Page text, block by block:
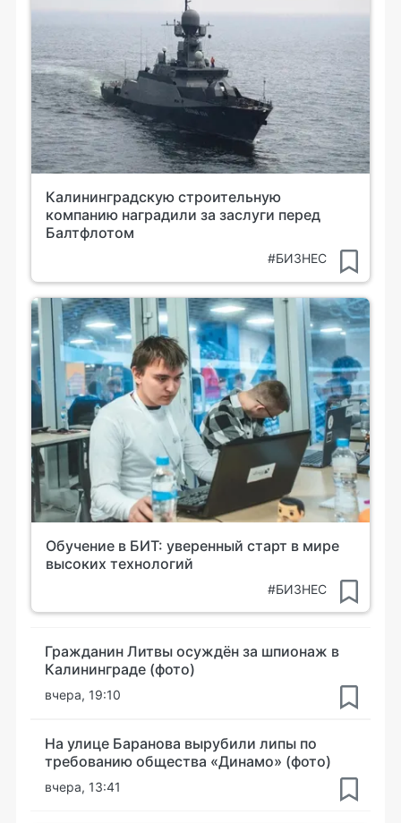
Калининградскую строительную
компанию наградили за заслуги перед
Балтфлотом
#БИЗНЕС
Обучение в БИТ: уверенный старт в мире
высоких технологий
#БИЗНЕС
Гражданин Литвы осуждён за шпионаж в
Калининграде (фото)
вчера, 19:10
На улице Баранова вырубили липы по
требованию общества «Динамо» (фото)
вчера, 13:41